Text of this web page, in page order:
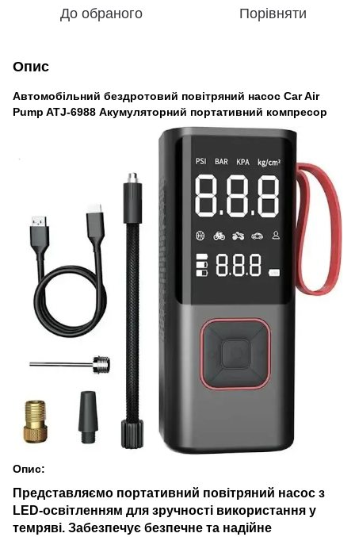
До обраного Порівняти
Опис
Автомобільний бездротовий повітряний насос Car Air
Pump ATJ-6988 Акумуляторний портативний компресор
Опис:
Представляємо портативний повітряний насос з
LED-освітленням для зручності використання у
темряві. Забезпечує безпечне та надійне